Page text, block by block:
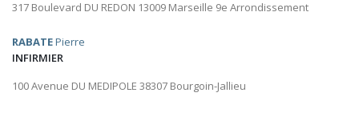
317 Boulevard DU REDON 13009 Marseille 9e Arrondissement
RABATEPierre
INFIRMIER
100 Avenue DU MEDIPOLE 38307 Bourgoin-Jallieu